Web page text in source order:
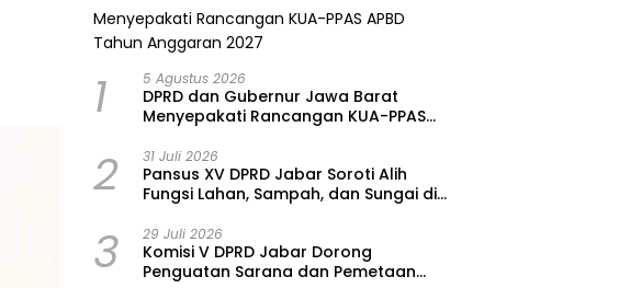
1 5 Agustus 2026
DPRD dan Gubernur Jawa Barat
Menyepakati Rancangan KUA-PPAS
2 31 Juli 2026
Pansus XV DPRD Jabar Soroti Alih
Fungsi Lahan, Sampah, dan Sungai di
3 29 Juli 2026
Komisi V DPRD Jabar Dorong
Penguatan Sarana dan Pemetaan